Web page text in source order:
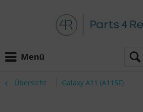
Menü
Übersicht Galaxy A11 (A115F)